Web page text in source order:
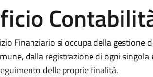
Finanziario si occupa della
dalla registrazione di ogni
delle proprie finalità.